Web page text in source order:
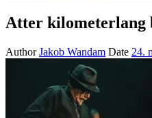
Atter kilometerlang
AuthorJakob Wandam Date 24.